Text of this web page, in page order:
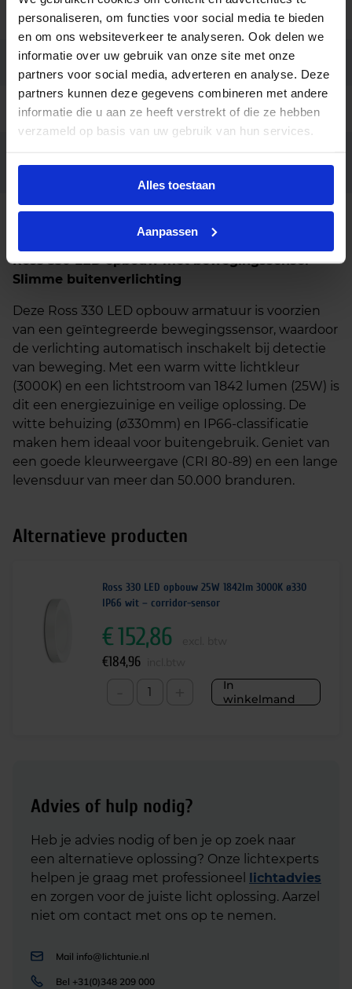
personaliseren, om functies voor social media te bieden
en om ons websiteverkeer te analyseren. Ook delen we
informatie over uw gebruik van onze site met onze
partners voor social media, adverteren en analyse. Deze
partners kunnen deze gegevens combineren met andere
informatie die u aan ze heeft verstrekt of die ze hebben
verzameld op basis van uw gebruik van hun services.
Alles toestaan
Aanpassen
Aansluiting Insteekconnector 3 polig
Garantie 5 jaar
Code LU123422
aanvraag
staal, Lichtkleur 2700K / 4000K
Ross 330 LED opbouw met bewegingssensor –
Slimme buitenverlichting
Deze Ross 330 LED opbouw armatuur is voorzien
van een geïntegreerde bewegingssensor, waardoor
de verlichting automatisch inschakelt bij detectie
van beweging. Met een warm witte lichtkleur
(3000K) en een lichtstroom van 1842 lumen (25W) is
dit een energiezuinige en veilige oplossing. De
witte behuizing (ø330mm) en IP66-classificatie
maken hem ideaal voor buitengebruik. Geniet van
een goede kleurweergave (CRI 80-89) en een lange
levensduur van meer dan 50.000 branduren.
Alternatieve producten
Ross 330 LED opbouw 25W 1842lm 3000K ø330
IP66 wit – corridor-sensor
In
winkelmand
€152,86
€184,96
Advies of hulp nodig?
Heb je advies nodig of ben je op zoek naar
een alternatieve oplossing? Onze lichtexperts
helpen je graag met professioneel lichtadvies
en zorgen voor de juiste licht oplossing. Aarzel
niet om contact met ons op te nemen.
Mail info@lichtunie.nl
Bel +31(0)348 209 000